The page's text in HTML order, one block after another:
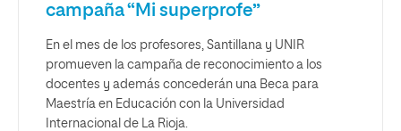
campaña “Mi superprofe”
En el mes de los profesores, Santillana y UNIR
promueven la campaña de reconocimiento a los
docentes y además concederán una Beca para
Maestría en Educación con la Universidad
Internacional de La Rioja.